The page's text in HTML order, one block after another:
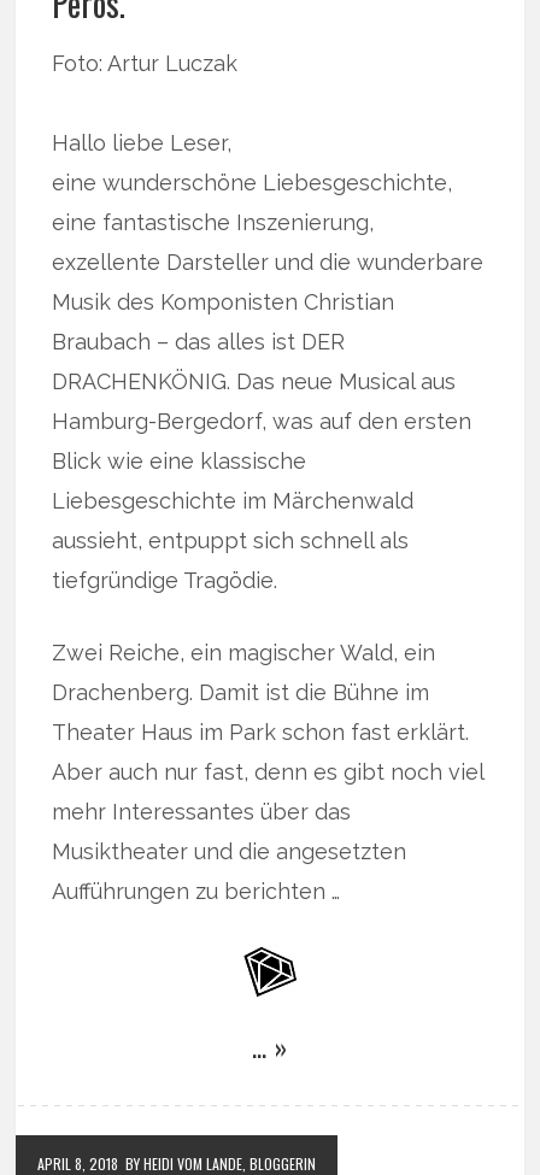
Foto: Artur Luczak
Hallo liebe Leser,
eine wunderschöne Liebesgeschichte,
eine fantastische Inszenierung,
exzellente Darsteller und die wunderbare
Musik des Komponisten Christian
Braubach – das alles ist DER
DRACHENKÖNIG. Das neue Musical aus
Hamburg-Bergedorf, was auf den ersten
Blick wie eine klassische
Liebesgeschichte im Märchenwald
aussieht, entpuppt sich schnell als
tiefgründige Tragödie.
Zwei Reiche, ein magischer Wald, ein
Drachenberg. Damit ist die Bühne im
Theater Haus im Park schon fast erklärt.
Aber auch nur fast, denn es gibt noch viel
mehr Interessantes über das
Musiktheater und die angesetzten
Aufführungen zu berichten …
… »
APRIL 8, 2018 BY HEIDI VOM LANDE, BLOGGERIN